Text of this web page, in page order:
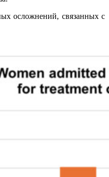
осложнений, связанных с